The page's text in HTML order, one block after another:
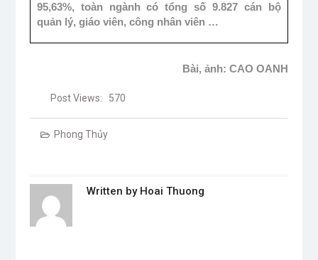
95,63%, toàn ngành có tổng số 9.827 cán bộ
quản lý, giáo viên, công nhân viên …
Bài, ảnh: CAO OANH
Post Views: 570
Phong Thủy
Written by Hoai Thuong